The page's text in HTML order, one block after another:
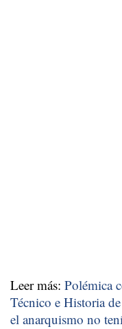
Leer más: Polémica
Técnico e Historia
el anarquismo no